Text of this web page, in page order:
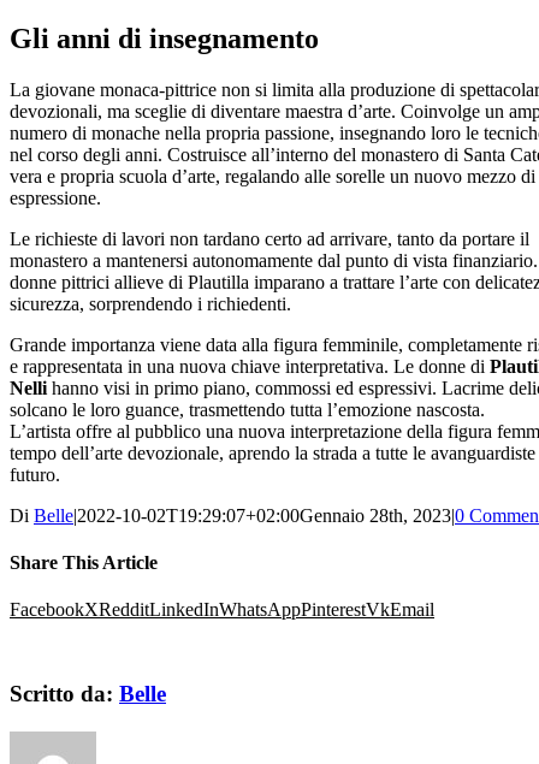
Gli anni di insegnamento
La giovane monaca-pittrice non si limita alla produzione di
devozionali, ma sceglie di diventare maestra d’arte. Coinvolge un
numero di monache nella propria passione, insegnando loro le
nel corso degli anni. Costruisce all’interno del monastero di Santa
vera e propria scuola d’arte, regalando alle sorelle un nuovo mezzo di
espressione.
Le richieste di lavori non tardano certo ad arrivare, tanto da portare il
monastero a mantenersi autonomamente dal punto di vista
donne pittrici allieve di Plautilla imparano a trattare l’arte con
sicurezza, sorprendendo i richiedenti.
Grande importanza viene data alla figura femminile, completamente
e rappresentata in una nuova chiave interpretativa. Le donne di
Nelli hanno visi in primo piano, commossi ed espressivi. Lacrime
solcano le loro guance, trasmettendo tutta l’emozione nascosta.
L’artista offre al pubblico una nuova interpretazione della figura
tempo dell’arte devozionale, aprendo la strada a tutte le
futuro.
Di Belle|2022-10-02T19:29:07+02:00Gennaio 28th, 2023|0
Share This Article
FacebookXRedditLinkedInWhatsAppPinterestVkEmail
Scritto da: Belle